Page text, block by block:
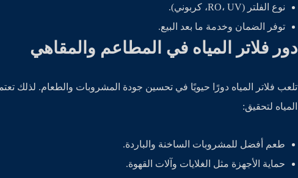
نوع الفلتر (RO، UV، كربوني).
توفر الضمان وخدمة ما بعد البيع.
دور فلاتر المياه في المطاعم والمقاهي
تلعب فلاتر المياه دورًا حيويًا في تحسين جودة المشروبات والطعام. لذلك
المياه لتحقيق:
طعم أفضل للمشروبات الساخنة والباردة.
حماية الأجهزة مثل الغلايات وآلات القهوة.